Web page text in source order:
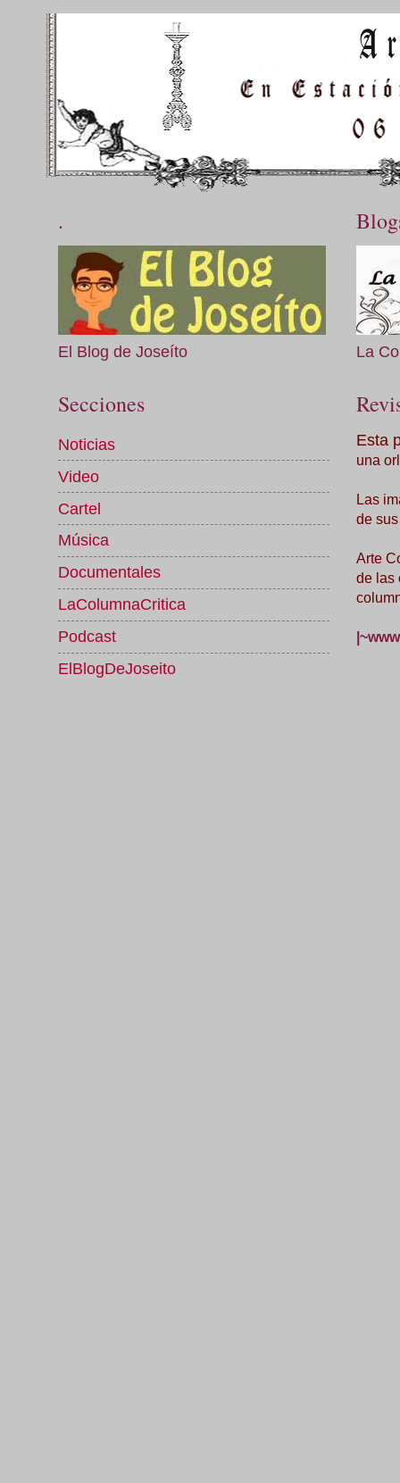
.
El Blog de Joseíto
Secciones
Noticias
Video
Cartel
Música
Documentales
LaColumnaCritica
Podcast
ElBlogDeJoseito
La
Esta
una
Las
de
Arte
de las